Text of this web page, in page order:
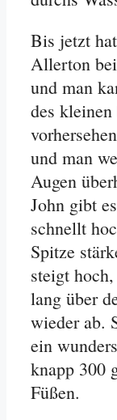
Bis jetzt
Allerton
und man
des
und man
Augen
John gibt
schnellt
Spitze
steigt
lang über
wieder ab.
ein
knapp 300
Füßen.